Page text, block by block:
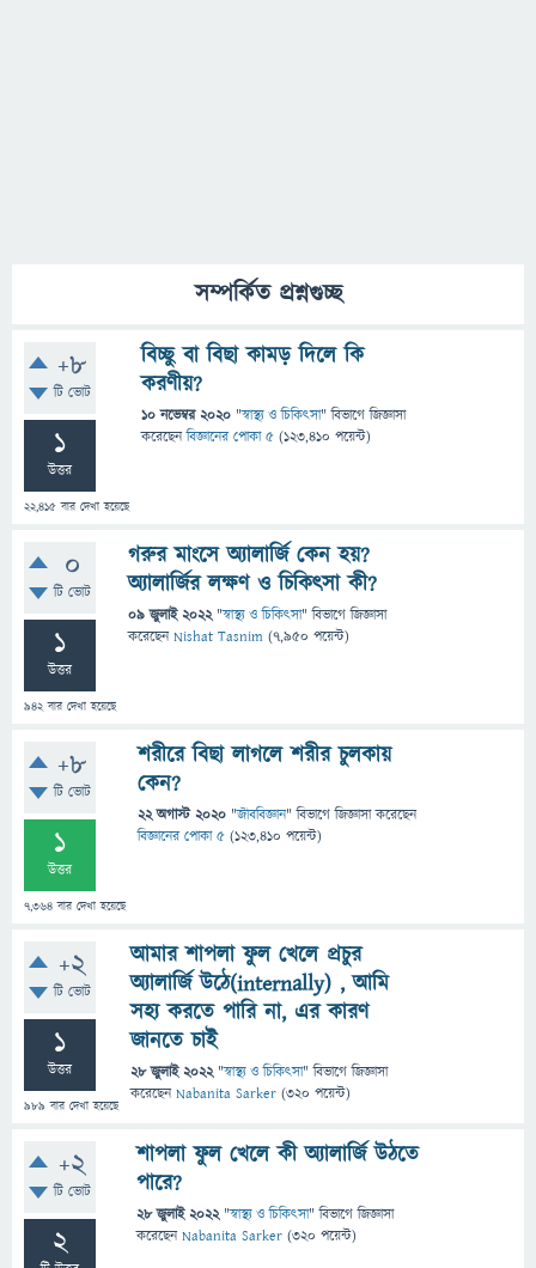
সম্পর্কিত প্রশ্নগুচ্ছ
+8
টি ভোট
1
উত্তর
22,415 বার দেখা হয়েছে
বিচ্ছু বা বিছা কামড় দিলে কি
করণীয়?
10 নভেম্বর 2020 "স্বাস্থ্য ও চিকিৎসা" বিভাগে জিজ্ঞাসা
করেছেনবিজ্ঞানের পোকা ৫ (123,410 পয়েন্ট)
0
টি ভোট
1
উত্তর
942বার দেখা হয়েছে
গরুর মাংসে অ্যালার্জি কেন হয়?
অ্যালার্জির লক্ষণ ও চিকিৎসা কী?
09 জুলাই 2022 "স্বাস্থ্য ও চিকিৎসা" বিভাগে জিজ্ঞাসা
করেছেনNishat Tasnim (7,950 পয়েন্ট)
+8
টি ভোট
1
উত্তর
7,364 বার দেখা হয়েছে
শরীরে বিছা লাগলে শরীর চুলকায়
কেন?
22 অগাস্ট 2020 "জীববিজ্ঞান" বিভাগে জিজ্ঞাসাকরেছেন
বিজ্ঞানের পোকা ৫ (123,410 পয়েন্ট)
+2
টি ভোট
1
উত্তর
989 বার দেখা হয়েছে
আমার শাপলা ফুল খেলে প্রচুর
অ্যালার্জি উঠে(internally) , আমি
সহ্য করতে পারি না, এর কারণ
জানতে চাই
28 জুলাই 2022 "স্বাস্থ্য ও চিকিৎসা" বিভাগে জিজ্ঞাসা
করেছেনNabanita Sarker (320 পয়েন্ট)
+2
টি ভোট
2
শাপলা ফুল খেলে কী অ্যালার্জি উঠতে
পারে?
28 জুলাই 2022 "স্বাস্থ্য ও চিকিৎসা" বিভাগে জিজ্ঞাসা
করেছেনNabanita Sarker (320 পয়েন্ট)